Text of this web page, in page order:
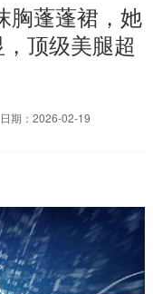
胸蓬蓬裙，她
顶级美腿超
日期：2026-02-19